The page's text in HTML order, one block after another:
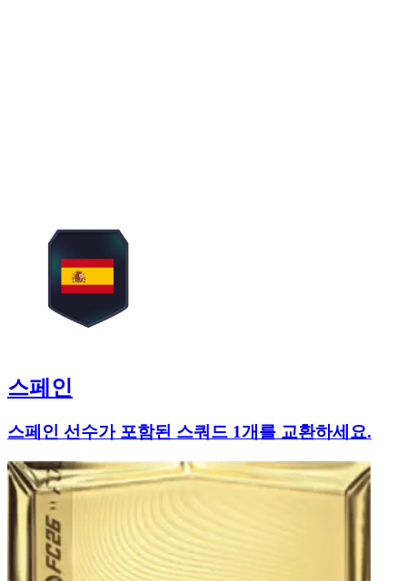
스페인
스페인 선수가 포함된 스쿼드 1개를 교환하세요.